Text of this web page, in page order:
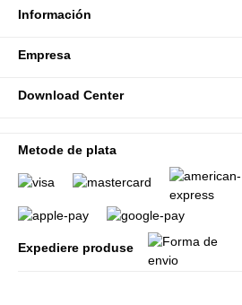
Información
Empresa
Download Center
Metode de plata
Expediere produse